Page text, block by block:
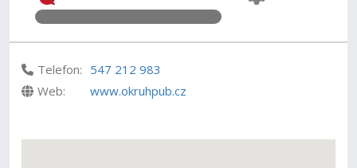
Telefon: 547 212 983
Web:
www.okruhpub.cz